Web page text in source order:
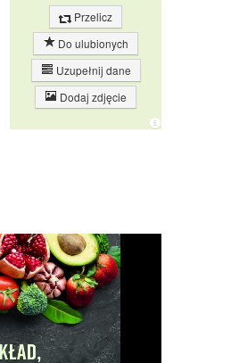
Przelicz
Do ulubionych
Uzupełnij dane
Dodaj zdjęcie